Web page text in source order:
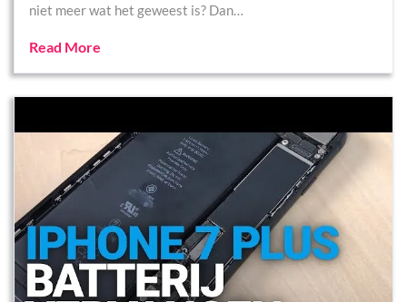
niet meer wat het geweest is? Dan…
Read More